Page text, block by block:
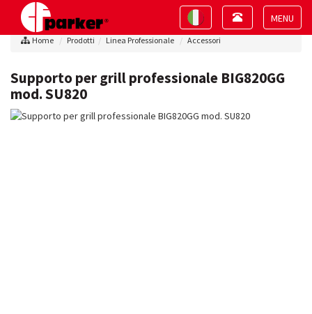
Toggle
Toggle
navigation
Toggle
navigation
Home Prodotti Linea Professionale Accessori
Supporto per grill professionale BIG820GG
mod. SU820